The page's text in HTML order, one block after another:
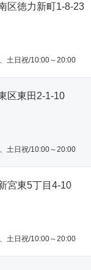
区徳力新町1-8-23
土日祝/10:00～20:00
区東田2-1-10
土日祝/10:00～20:00
宮東5丁目4-10
土日祝/10:00～20:00